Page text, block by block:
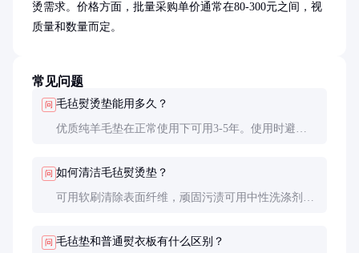
烫需求。价格方面，批量采购单价通常在80-300元之间，视
质量和数量而定。
常见问题
问 毛毡熨烫垫能用多久？
优质纯羊毛垫在正常使用下可用3-5年。使用时避免
问 如何清洁毛毡熨烫垫？
可用软刷清除表面纤维，顽固污渍可用中性洗涤剂局
问 毛毡垫和普通熨衣板有什么区别？